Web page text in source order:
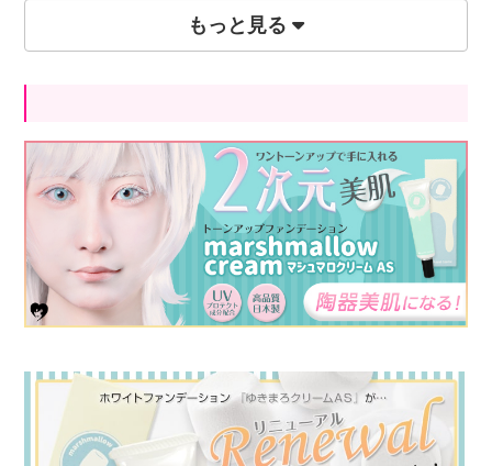
●伸びが良く自然に馴染み、少量で広範囲に使用可能
●塗布量により濃さの調節が可能
●リーズナブルで気軽に使える
※当商品はゆきまろクリームASのリニューアル版で
す。
少量でよく伸び、よりヨレにくくなりました。
また、密着度&保湿力もUPしました。
もっと見る